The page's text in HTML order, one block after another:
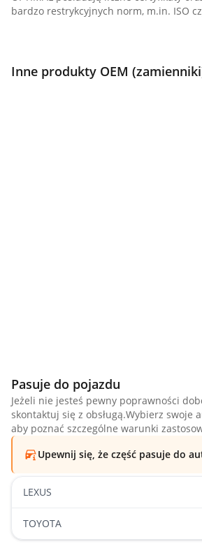
bardzo restrykcyjnych norm, m.in. ISO
Inne produkty OEM
Pasuje do pojazdu
Jeżeli nie jesteś pewny poprawności
skontaktuj się z obsługą.Wybierz swoje
aby poznać szczególne warunki
Upewnij się, że część pasuje do
LEXUS
TOYOTA